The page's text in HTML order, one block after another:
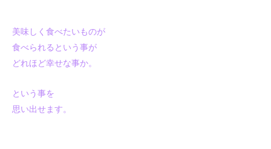
美味しく食べたいものが
食べられるという事が
どれほど幸せな事か。
という事を
思い出せます。